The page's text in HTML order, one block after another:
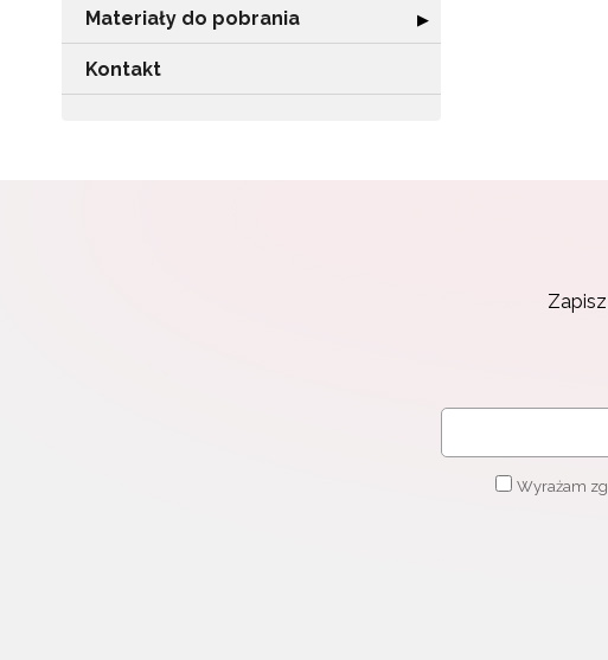
Materiały do pobrania Rozwiń sekcję "Materiały
▶
Kontakt
Wyrażam